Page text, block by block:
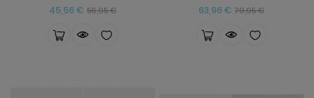
45,56 € Precio
56,95 €Precio 63,96 € Precio
79,95 €Precio